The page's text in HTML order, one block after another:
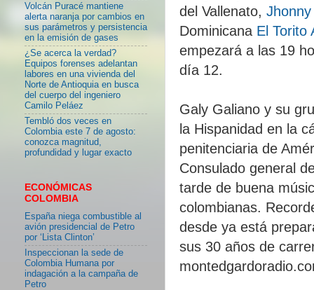
del Vallenato,
Dominicana El Torito
empezará a las 19
día 12.
Galy Galiano y su
la Hispanidad en la
penitenciaria de
Consulado general
tarde de buena
colombianas.
desde ya está
sus 30 años de
Volcán Puracé mantiene
alerta naranja por cambios en
sus parámetros y persistencia
en la emisión de gases
¿Se acerca la verdad?
Equipos forenses adelantan
labores en una vivienda del
Norte de Antioquia en busca
del cuerpo del ingeniero
Camilo Peláez
Tembló dos veces en
Colombia este 7 de agosto:
conozca magnitud,
profundidad y lugar exacto
ECONÓMICAS
COLOMBIA
España niega combustible al
avión presidencial de Petro
por ‘Lista Clinton’
Inspeccionan la sede de
Colombia Humana por
indagación a la campaña de
Petro